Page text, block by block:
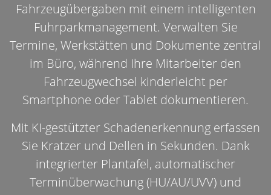
Fahrzeugübergaben mit einem intelligenten
Fuhrparkmanagement. Verwalten Sie
Termine, Werkstätten und Dokumente zentral
im Büro, während Ihre Mitarbeiter den
Fahrzeugwechsel kinderleicht per
Smartphone oder Tablet dokumentieren.
Mit KI-gestützter Schadenerkennung erfassen
Sie Kratzer und Dellen in Sekunden. Dank
integrierter Plantafel, automatischer
Terminüberwachung (HU/AU/UVV) und